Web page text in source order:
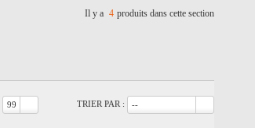
Il y a 4 produits dans cette section
TRIER PAR : --
99